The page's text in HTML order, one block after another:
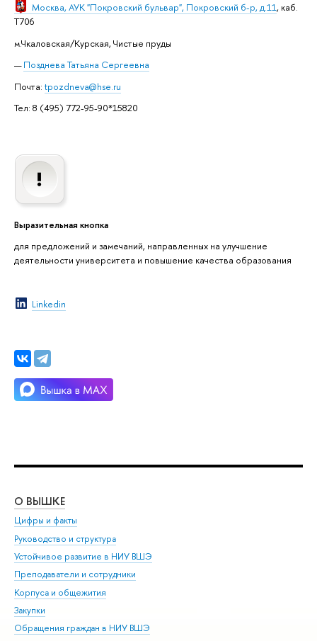
Москва, АУК "Покровский бульвар", Покровский б-р, д.11, каб.
T706
м.Чкаловская/Курская, Чистые пруды
Позднева Татьяна Сергеевна
Почта: tpozdneva@hse.ru
Тел: 8 (495) 772-95-90*15820
Выразительная кнопка
для предложений и замечаний, направленных на улучшение
деятельности университета и повышение качества образования
Linkedin
О ВЫШКЕ
Цифры и факты
Руководство и структура
Устойчивое развитие в НИУ ВШЭ
Преподаватели и сотрудники
Корпуса и общежития
Закупки
Обращения граждан в НИУ ВШЭ